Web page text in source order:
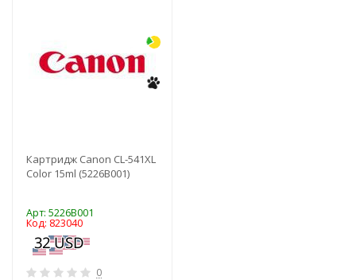
Картридж Canon CL-541XL
Color 15ml (5226B001)
Арт: 5226B001
Код: 823040
0